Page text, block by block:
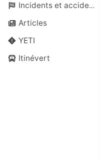
Incidents et accidents
Articles
YETI
Itinévert